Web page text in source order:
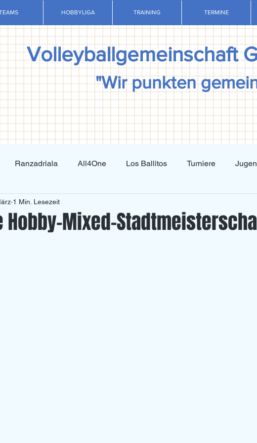
HOBBYLIGA TRAINING TERMINE
Volleyballgemeinschaft
"Wir punkten
Ranzadriala All4One Los Ballitos Turniere
Techniktraining
Hobby-Mixed-
1 Min. Lesezeit